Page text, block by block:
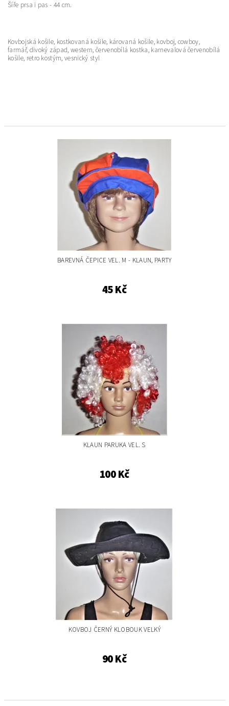
Šíře prsa i pas - 44 cm.
Kovbojská košile, kostkovaná košile, károvaná košile, kovboj, cowboy,
farmář, divoký západ, western, červenobílá kostka, karnevalová červenobílá
košile, retro kostým, vesnický styl
BAREVNÁ ČEPICE VEL. M - KLAUN, PARTY
45 Kč
KLAUN PARUKA VEL. S
100 Kč
KOVBOJ ČERNÝ KLOBOUK VELKÝ
90 Kč